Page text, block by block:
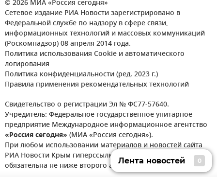
© 2026 МИА «Россия сегодня»
Сетевое издание РИА Новости зарегистрировано в
Федеральной службе по надзору в сфере связи,
информационных технологий и массовых коммуникаций
(Роскомнадзор) 08 апреля 2014 года.
Политика использования Cookie и автоматического
логирования
Политика конфиденциальности (ред. 2023 г.)
Правила применения рекомендательных технологий
Свидетельство о регистрации Эл № ФС77-57640.
Учредитель: Федеральное государственное унитарное
предприятие Международное информационное агентство
«Россия сегодня» (МИА «Россия сегодня»).
При любом использовании материалов и новостей сайта
РИА Новости Крым гиперссылка на https://crimea.ria.ru
обязательна не ниже второго абзаца текста.
Лента новостей 0
Лента новостей